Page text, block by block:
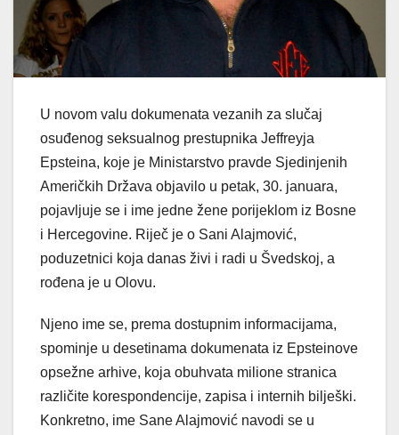
U novom valu dokumenata vezanih za slučaj
osuđenog seksualnog prestupnika Jeffreyja
Epsteina, koje je Ministarstvo pravde Sjedinjenih
Američkih Država objavilo u petak, 30. januara,
pojavljuje se i ime jedne žene porijeklom iz Bosne
i Hercegovine. Riječ je o Sani Alajmović,
poduzetnici koja danas živi i radi u Švedskoj, a
rođena je u Olovu.
Njeno ime se, prema dostupnim informacijama,
spominje u desetinama dokumenata iz Epsteinove
opsežne arhive, koja obuhvata milione stranica
različite korespondencije, zapisa i internih bilješki.
Konkretno, ime Sane Alajmović navodi se u